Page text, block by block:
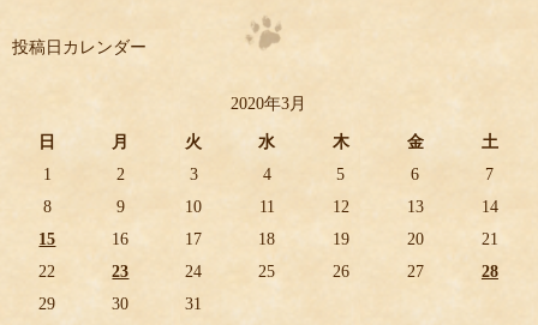
投稿日カレンダー
2020年3月
日 月 火 水 木 金 土
1 2 3 4 5 6
7
8
9 10 11 12 13
14
15
16 17 18 19 20
21
22
23 24 25 26 27
28
29
30 31